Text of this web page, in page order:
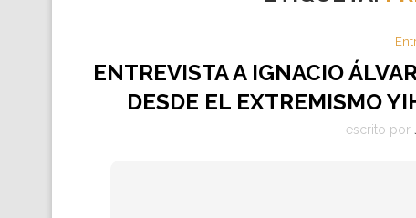
ENTREVISTA A IGNACIO
DESDE EL EXTREMISMO
escrito por